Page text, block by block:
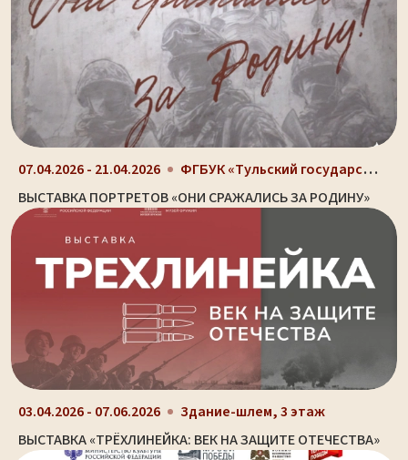
07.04.2026 - 21.04.2026 ФГБУК «Тульский государственный музей оружия», г....
ВЫСТАВКА ПОРТРЕТОВ «ОНИ СРАЖАЛИСЬ ЗА РОДИНУ»
03.04.2026 - 07.06.2026
Здание-шлем, 3 этаж
ВЫСТАВКА «ТРЁХЛИНЕЙКА: ВЕК НА ЗАЩИТЕ ОТЕЧЕСТВА»